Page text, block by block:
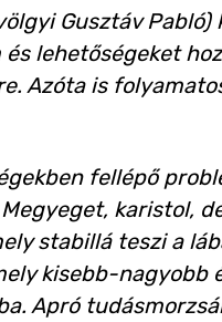
Gusztáv Pabló)
lehetőségeket
Azóta is
fellépő
karistol,
stabillá teszi a
kisebb-nagyobb
Apró